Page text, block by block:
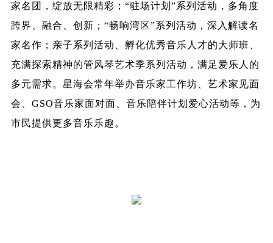
家名团，绽放无限精彩；“驻场计划”系列活动，多角度
跨界、融合、创新；“畅响湾区”系列活动，深入解读名
家名作；亲子系列活动、孵化优秀音乐人才的大师班、
充满探索精神的管风琴艺术季系列活动，满足爱乐人的
多元需求。星海会常年举办音乐家工作坊、艺术家见面
会、GSO音乐家面对面、音乐陪伴计划爱心活动等，为
市民提供更多音乐乐趣。